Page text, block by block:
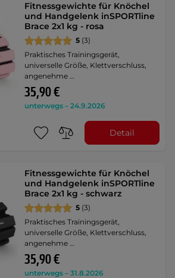
Fitnessgewichte für Knöchel
und Handgelenk inSPORTline
Brace 2x1 kg - rosa
5 (3)
Praktisches Trainingsgerät,
universelle Größe, Klettverschluss,
angenehme …
35,90 €
unterwegs – 24.9.2026
Detail
Fitnessgewichte für Knöchel
und Handgelenk inSPORTline
Brace 2x1 kg - schwarz
5 (3)
Praktisches Trainingsgerät,
universelle Größe, Klettverschluss,
angenehme …
35,90 €
unterwegs – 31.8.2026